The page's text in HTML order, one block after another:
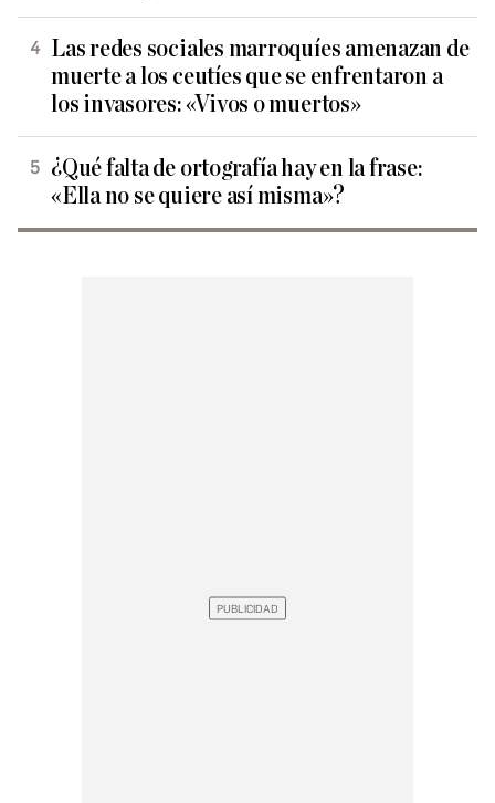
Las redes sociales marroquíes amenazan de
muerte a los ceutíes que se enfrentaron a
los invasores: «Vivos o muertos»
¿Qué falta de ortografía hay en la frase:
«Ella no se quiere así misma»?